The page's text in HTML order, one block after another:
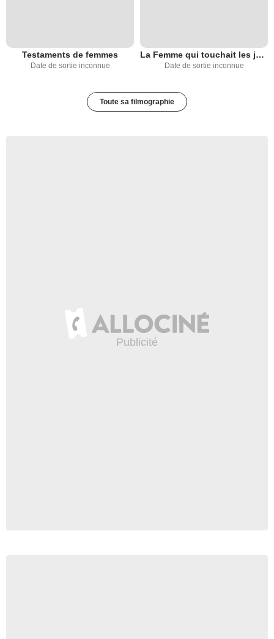
Testaments de femmes
Date de sortie inconnue
La Femme qui touchait les jambes
Date de sortie inconnue
Toute sa filmographie